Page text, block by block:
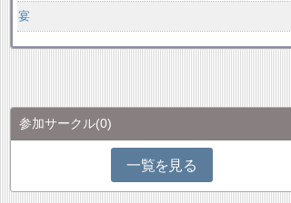
宴
参加サークル(0)
一覧を見る